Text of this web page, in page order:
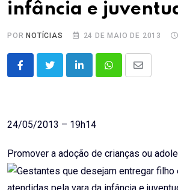
infância e
POR NOTÍCIAS 24 DE MAIO DE 2013
LinkedInWhatsappShare
24/05/2013 – 19h14
Promover a adoção de crianças ou